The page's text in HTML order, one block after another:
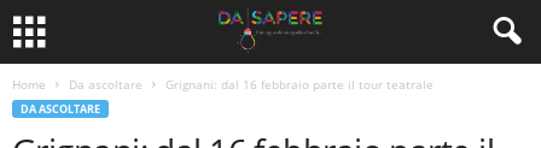
Home Da ascoltare Grignani: dal 16 febbraio parte il tour teatrale
DA ASCOLTARE